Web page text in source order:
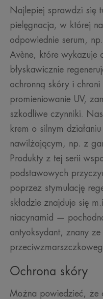
Najlepiej sprawdzi się
pielęgnacja, w której
odpowiednie serum,
Avène, które wykazuje
błyskawicznie
ochronną skóry i
promieniowanie UV,
szkodliwe czynniki.
krem o silnym
nawilżającym, np. z
Produkty z tej serii
podstawowych
poprzez stymulację
składzie znajduje się
niacynamid —
antyoksydant, znany
Ochrona skóry
Można powiedzieć, że